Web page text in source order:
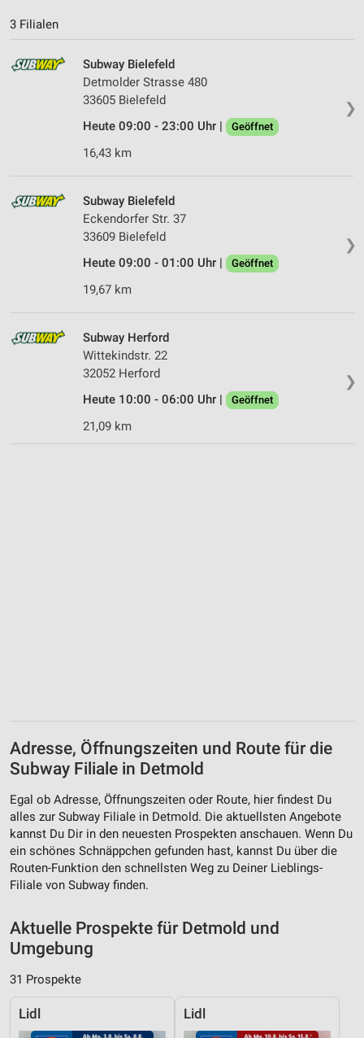
3 Filialen
❯
Subway Bielefeld
Detmolder Strasse 480
33605 Bielefeld
Heute 09:00 - 23:00 Uhr |
Geöffnet
16,43 km
❯
Subway Bielefeld
Eckendorfer Str. 37
33609 Bielefeld
Heute 09:00 - 01:00 Uhr |
Geöffnet
19,67 km
❯
Subway Herford
Wittekindstr. 22
32052 Herford
Heute 10:00 - 06:00 Uhr |
Geöffnet
21,09 km
Adresse, Öffnungszeiten und Route für die
Subway Filiale in Detmold
Egal ob Adresse, Öffnungszeiten oder Route, hier findest Du
alles zur Subway Filiale in Detmold. Die aktuellsten Angebote
kannst Du Dir in den neuesten Prospekten anschauen. Wenn Du
ein schönes Schnäppchen gefunden hast, kannst Du über die
Routen-Funktion den schnellsten Weg zu Deiner Lieblings-
Filiale von Subway finden.
Aktuelle Prospekte für Detmold und
Umgebung
31 Prospekte
Lidl Lidl